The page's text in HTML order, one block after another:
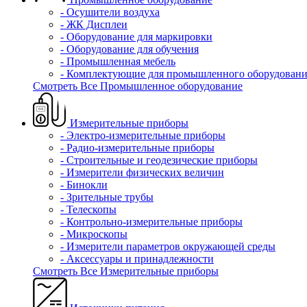
- Осушители воздуха
- ЖК Дисплеи
- Оборудование для маркировки
- Оборудование для обучения
- Промышленная мебель
- Комплектующие для промышленного
Смотреть Все Промышленное оборудование
Измерительные приборы
- Электро-измерительные приборы
- Радио-измерительные приборы
- Строительные и геодезические приборы
- Измерители физических величин
- Бинокли
- Зрительные трубы
- Телескопы
- Контрольно-измерительные приборы
- Микроскопы
- Измерители параметров окружающей среды
- Аксессуары и принадлежности
Смотреть Все Измерительные приборы